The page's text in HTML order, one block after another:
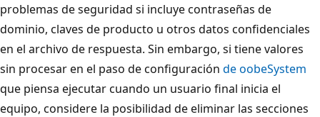
problemas de seguridad si incluye contraseñas de
dominio, claves de producto u otros datos confidenciales
en el archivo de respuesta. Sin embargo, si tiene valores
sin procesar en el paso de configuración de oobeSystem
que piensa ejecutar cuando un usuario final inicia el
equipo, considere la posibilidad de eliminar las secciones